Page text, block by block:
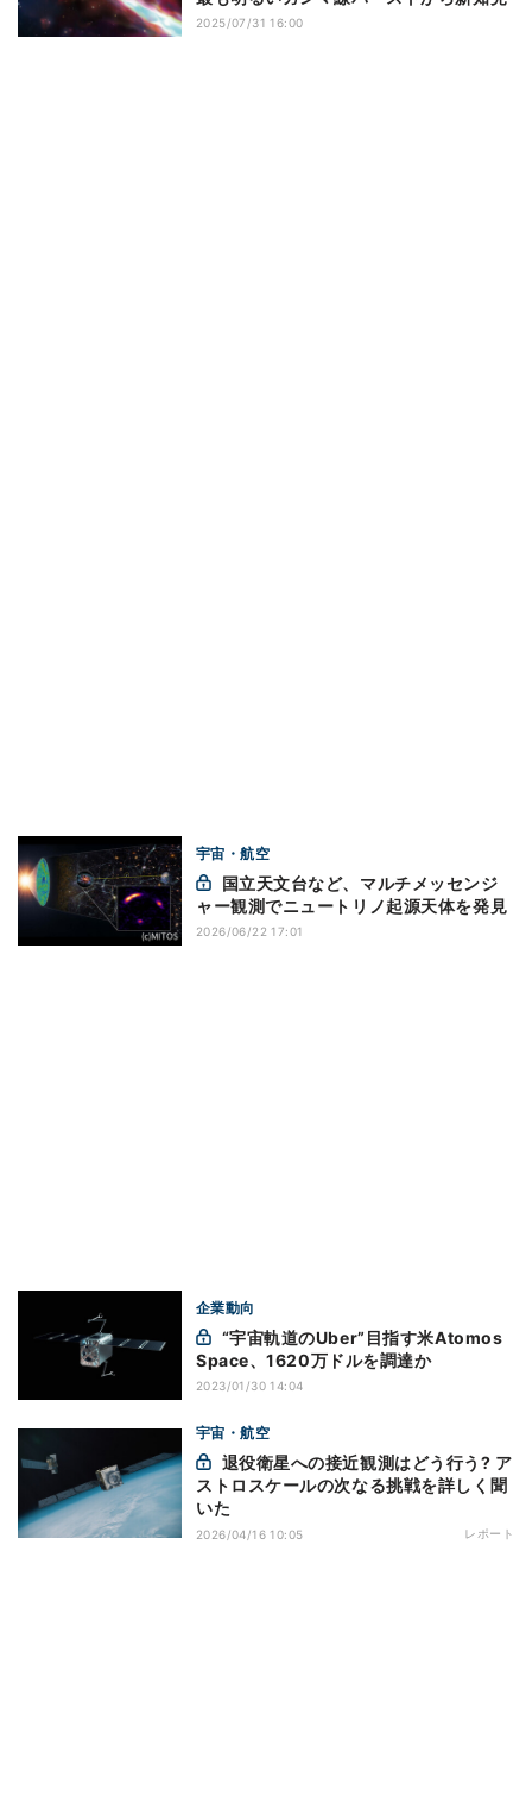
2025/07/31 16:00
宇宙・航空
ャー観測でニュートリノ起源天体を発見
2026/06/22 17:01
企業動向
Space、1620万ドルを調達か
2023/01/30 14:04
宇宙・航空
ストロスケールの次なる挑戦を詳しく聞
いた
2026/04/16 10:05 レポート